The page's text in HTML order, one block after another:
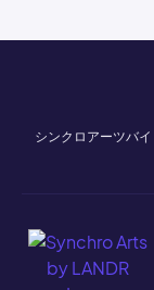
シンクロアーツバイ